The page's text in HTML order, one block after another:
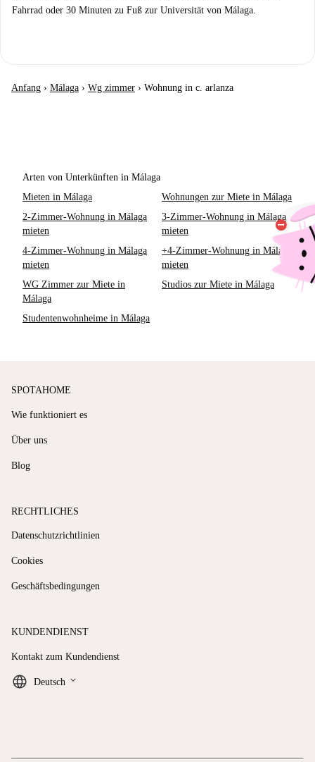
Fahrrad oder 30 Minuten zu Fuß zur Universität von Málaga.
Anfang › Málaga › Wg zimmer › Wohnung in c. arlanza
Arten von Unterkünften in Málaga
Mieten in Málaga
Wohnungen zur Miete in Málaga
2-Zimmer-Wohnung in Málaga
mieten
3-Zimmer-Wohnung in Málaga
mieten
4-Zimmer-Wohnung in Málaga
mieten
+4-Zimmer-Wohnung in Málaga
mieten
WG Zimmer zur Miete in
Málaga
Studios zur Miete in Málaga
Studentenwohnheime in Málaga
SPOTAHOME
Wie funktioniert es
Über uns
Blog
RECHTLICHES
Datenschutzrichtlinien
Cookies
Geschäftsbedingungen
KUNDENDIENST
Kontakt zum Kundendienst
Deutsch keyboard_arrow_down